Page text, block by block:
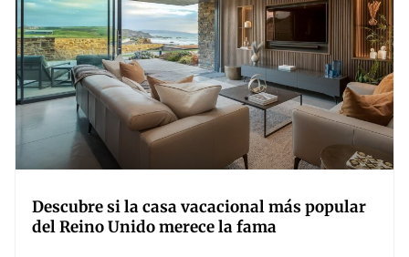
Descubre si la casa vacacional más popular
del Reino Unido merece la fama